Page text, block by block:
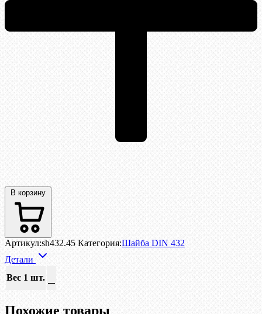
В корзину
Артикул:sh432.45 Категория:Шайба DIN 432
Детали
Вес 1 шт. —
Похожие товары